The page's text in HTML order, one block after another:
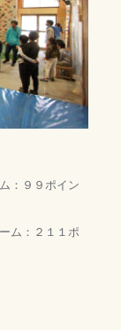
：９９ポイン
ム：２１１ポ